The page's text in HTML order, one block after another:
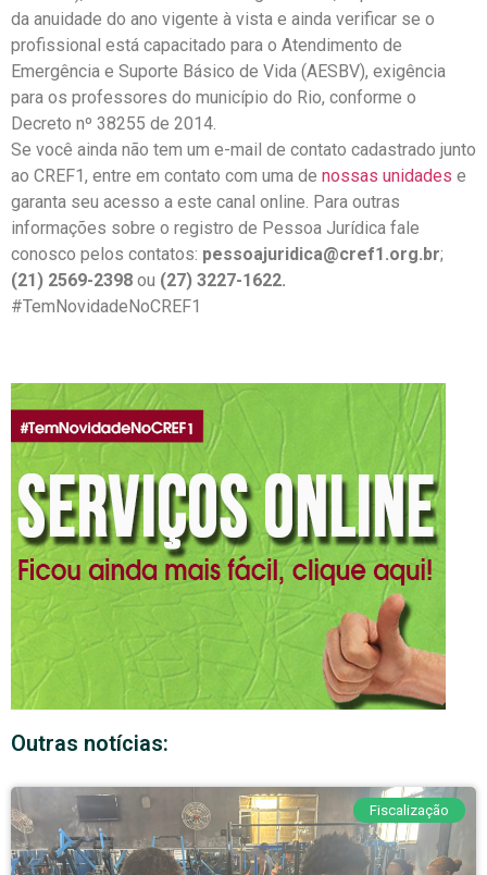
da anuidade do ano vigente à vista e ainda verificar se o
profissional está capacitado para o Atendimento de
Emergência e Suporte Básico de Vida (AESBV), exigência
para os professores do município do Rio, conforme o
Decreto nº 38255 de 2014.
Se você ainda não tem um e-mail de contato cadastrado junto
ao CREF1, entre em contato com uma de nossas unidades e
garanta seu acesso a este canal online. Para outras
informações sobre o registro de Pessoa Jurídica fale
conosco pelos contatos: pessoajuridica@cref1.org.br;
(21) 2569-2398 ou (27) 3227-1622.
#TemNovidadeNoCREF1
Outras notícias:
Fiscalização